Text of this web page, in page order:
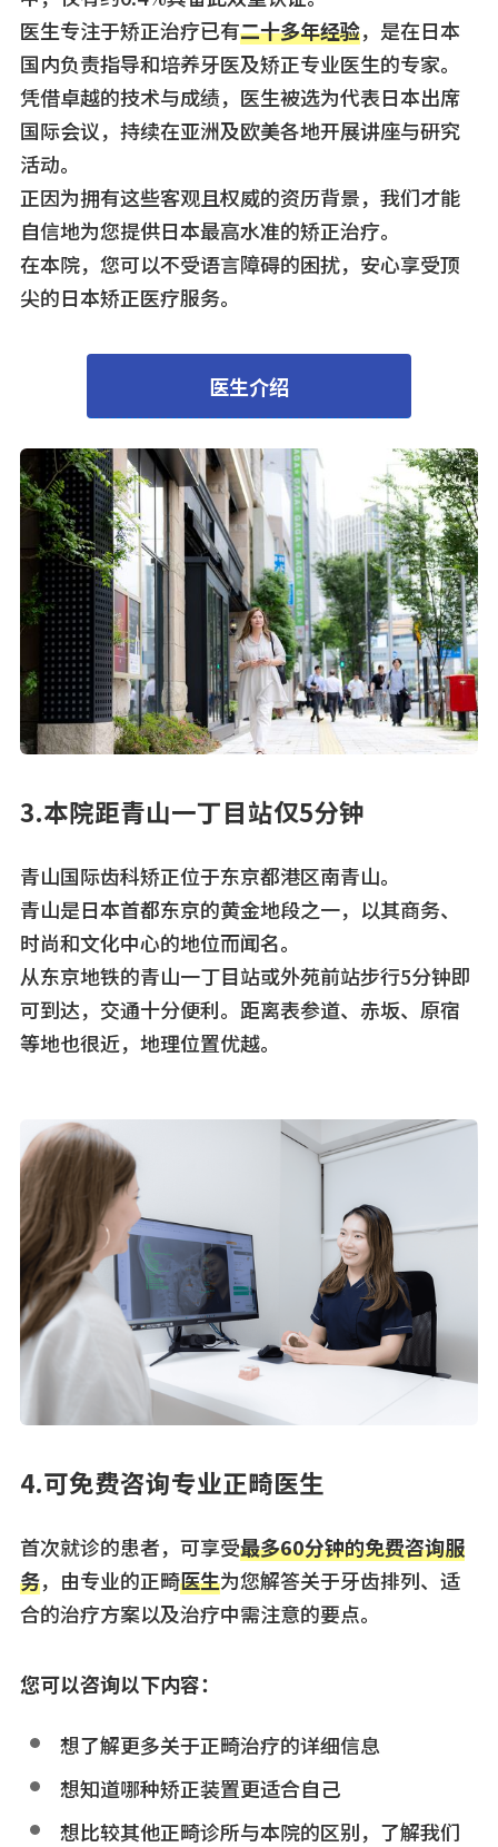
医生专注于矫正治疗已有二十多年经验，是在日本
国内负责指导和培养牙医及矫正专业医生的专家。
凭借卓越的技术与成绩，医生被选为代表日本出席
国际会议，持续在亚洲及欧美各地开展讲座与研究
活动。
正因为拥有这些客观且权威的资历背景，我们才能
自信地为您提供日本最高水准的矫正治疗。
在本院，您可以不受语言障碍的困扰，安心享受顶
尖的日本矫正医疗服务。
医生介绍
3.本院距青山一丁目站仅5分钟
青山国际齿科矫正位于东京都港区南青山。
青山是日本首都东京的黄金地段之一，以其商务、
时尚和文化中心的地位而闻名。
从东京地铁的青山一丁目站或外苑前站步行5分钟即
可到达，交通十分便利。距离表参道、赤坂、原宿
等地也很近，地理位置优越。
4.可免费咨询专业正畸医生
首次就诊的患者，可享受最多60分钟的免费咨询服
务，由专业的正畸医生为您解答关于牙齿排列、适
合的治疗方案以及治疗中需注意的要点。
您可以咨询以下内容：
想了解更多关于正畸治疗的详细信息
想知道哪种矫正装置更适合自己
想比较其他正畸诊所与本院的区别，了解我们